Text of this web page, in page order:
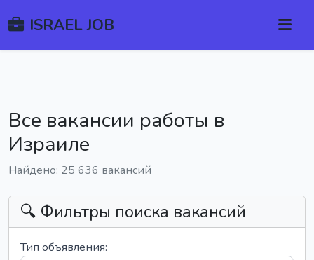
ISRAEL JOB
Все вакансии работы в
Израиле
Найдено: 25 636 вакансий
🔍 Фильтры поиска вакансий
Тип объявления: